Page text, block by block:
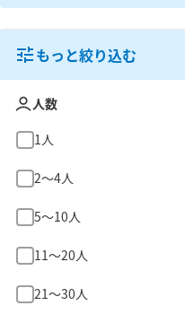
もっと絞り込む
人数
1人
2〜4人
5〜10人
11〜20人
21〜30人